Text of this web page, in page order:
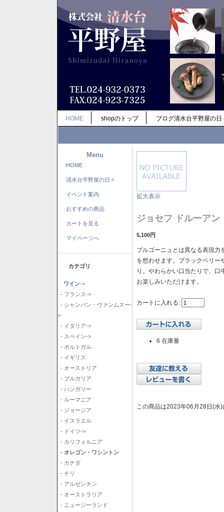
HOME shopのトップ ブログ清水台平野屋の日
Menu
HOME
清水台平野屋の日々
イベント案内
おすすめの商品
カートを見る
マイページへ
カテゴリ
ワイン->
- フランス->
- シャンパン・ヴァンムスー-
>
- イタリア->
- スペイン->
- ポルトガル
- イギリス
- オーストリア
- ブルガリア
- ハンガリー
- ルーマニア
- ジョージア
- イスラエル
- ドイツ->
- カリフォルニア
- オレゴン・ワシントン
- カナダ
- チリ
- アルゼンチン
- オーストラリア
- ニュージーランド
拡大表示
ジョセフ ドルーア
5,100円
ブルゴーニュとは異なる表現力
を想わせます。ブラックベリー
り。やわらかい口当たりで、
お楽しみいただけます。
カートに入れる:
6 在庫量
この商品は2023年06月28日(水